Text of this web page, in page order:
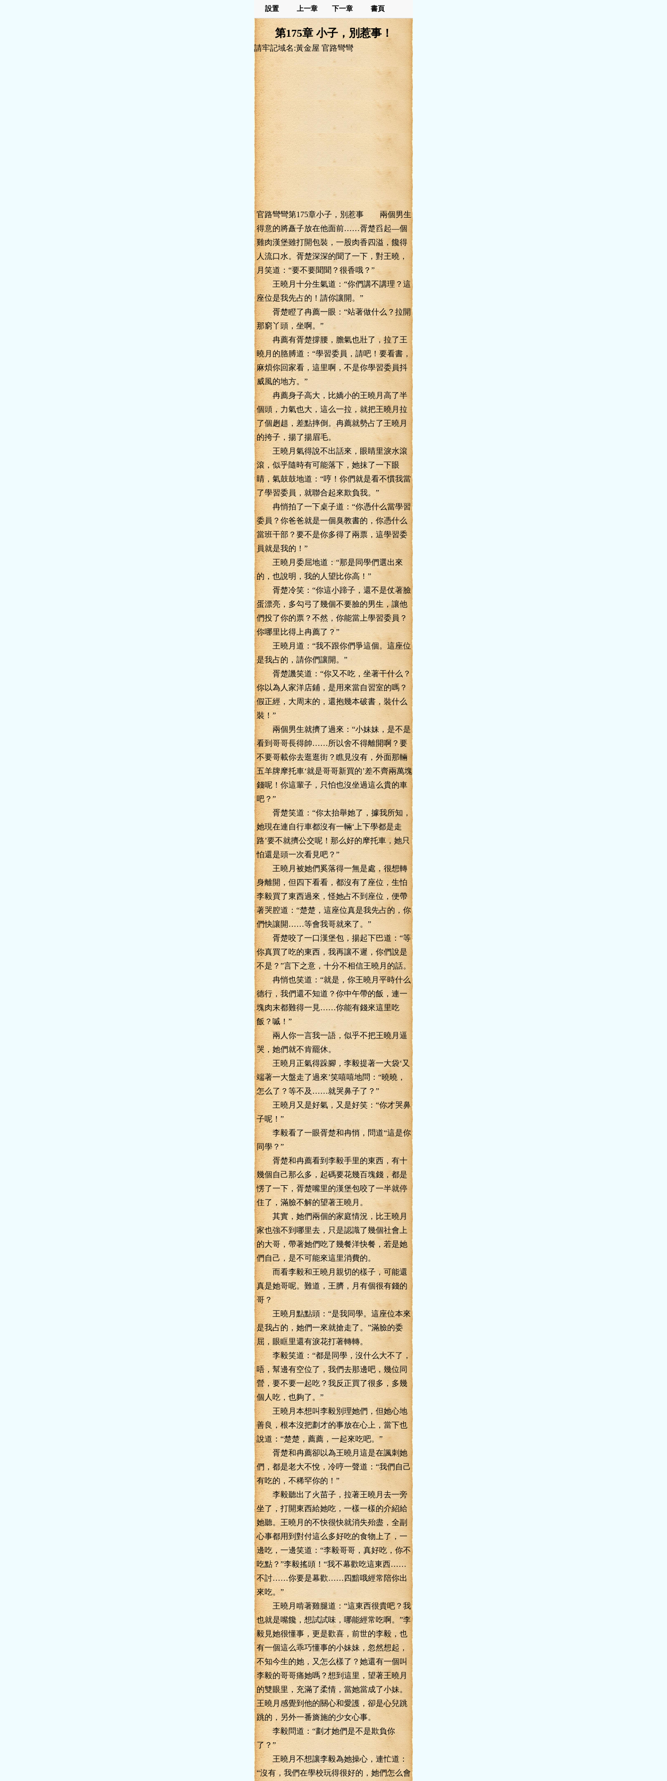
設置 上一章 下一章 書頁
第175章 小子，別惹事！
請牢記域名:黃金屋 官路彎彎
官路彎彎第175章小子，別惹事 兩個男生
得意的將矗子放在他面前……胥楚舀起—個
雞肉漢堡雖打開包裝，一股肉香四溢，饞得
人流口水。胥楚深深的聞了一下，對王曉，
月笑道：“要不要聞聞？很香哦？”
王曉月十分生氣道：“你們講不講理？這
座位是我先占的！請你讓開。”
胥楚瞪了冉薦一眼：“站著做什么？拉開
那窮丫頭，坐啊。”
冉薦有胥楚撐腰，膽氣也壯了，拉了王
曉月的胳膊道：“學習委員，請吧！要看書，
麻煩你回家看，這里啊，不是你學習委員抖
威風的地方。”
冉薦身子高大，比嬌小的王曉月高了半
個頭，力氣也大，這么一拉，就把王曉月拉
了個趔趄，差點摔倒。冉薦就勢占了王曉月
的挎子，揚了揚眉毛。
王曉月氣得說不出話來，眼睛里淚水滾
滾，似乎隨時有可能落下，她抹了一下眼
睛，氣鼓鼓地道：“哼！你們就是看不慣我當
了學習委員，就聯合起來欺負我。”
冉悄拍了一下桌子道：“你憑什么當學習
委員？你爸爸就是一個臭教書的，你憑什么
當班干部？要不是你多得了兩票，這學習委
員就是我的！”
王曉月委屈地道：“那是同學們選出來
的，也說明，我的人望比你高！”
胥楚冷笑：“你這小蹄子，還不是仗著臉
蛋漂亮，多勾弓了幾個不要臉的男生，讓他
們投了你的票？不然，你能當上學習委員？
你哪里比得上冉薦了？”
王曉月道：“我不跟你們爭這個。這座位
是我占的，請你們讓開。”
胥楚譏笑道：“你又不吃，坐著干什么？
你以為人家洋店鋪，是用來當自習室的嗎？
假正經，大周末的，還抱幾本破書，裝什么
裝！”
兩個男生就擠了過來：“小妹妹，是不是
看到哥哥長得帥……所以舍不得離開啊？要
不要哥載你去逛逛街？瞧見沒有，外面那輛
五羊牌摩托車‘就是哥哥新買的’差不齊兩萬塊
錢呢！你這輩子，只怕也沒坐過這么貴的車
吧？”
胥楚笑道：“你太抬舉她了，據我所知，
她現在連自行車都沒有一輛‘上下學都是走
路’要不就擠公交呢！那么好的摩托車，她只
怕還是頭一次看見吧？”
王曉月被她們奚落得一無是處，很想轉
身離開，但四下看看，都沒有了座位，生怕
李毅買了東西過來，怪她占不到座位，便帶
著哭腔道：“楚楚，這座位真是我先占的，你
們快讓開……等會我哥就來了。”
胥楚咬了一口漢堡包，揚起下巴道：“等
你真買了吃的東西，我再讓不遲，你們說是
不是？”言下之意，十分不相信王曉月的話。
冉悄也笑道：“就是，你王曉月平時什么
德行，我們還不知道？你中午帶的飯，連一
塊肉末都難得一見……你能有錢來這里吃
飯？嘁！”
兩人你一言我一語，似乎不把王曉月逼
哭，她們就不肯罷休。
王曉月正氣得跺腳，李毅提著一大袋‘又
端著一大盤走了過來’笑嘻嘻地問：“曉曉，
怎么了？等不及……就哭鼻子了？”
王曉月又是好氣，又是好笑：“你才哭鼻
子呢！”
李毅看了一眼胥楚和冉悄，問道“這是你
同學？”
胥楚和冉薦看到李毅手里的東西，有十
幾個自己那么多，起碼要花幾百塊錢，都是
愣了一下，胥楚嘴里的漢堡包咬了一半就停
住了，滿臉不解的望著王曉月。
其實，她們兩個的家庭情況，比王曉月
家也強不到哪里去，只是認識了幾個社會上
的大哥，帶著她們吃了幾餐洋快餐，若是她
們自己，是不可能來這里消費的。
而看李毅和王曉月親切的樣子，可能還
真是她哥呢。難道，王臍，月有個很有錢的
哥？
王曉月點點頭：“是我同學。這座位本來
是我占的，她們一來就搶走了。”滿臉的委
屈，眼眶里還有淚花打著轉轉。
李毅笑道：“都是同學，沒什么大不了，
唔，幫邊有空位了，我們去那邊吧，幾位同
營，要不要一起吃？我反正買了很多，多幾
個人吃，也夠了。”
王曉月本想叫李毅別理她們，但她心地
善良，根本沒把劃才的事放在心上，當下也
說道：“楚楚，薦薦，一起來吃吧。”
胥楚和冉薦卻以為王曉月這是在諷刺她
們，都是老大不悅，冷哼一聲道：“我們自己
有吃的，不稀罕你的！”
李毅聽出了火苗子，拉著王曉月去一旁
坐了，打開東西給她吃，一樣一樣的介紹給
她聽。王曉月的不快很快就消失殆盡，全副
心事都用到對付這么多好吃的食物上了，一
邊吃，一邊笑道：“李毅哥哥，真好吃，你不
吃點？”李毅搖頭！“我不幕歡吃這東西……
不討……你要是幕歡……四黯哦經常陪你出
來吃。”
王曉月啃著雞腿道：“這東西很貴吧？我
也就是嘴饞，想試試味，哪能經常吃啊。”李
毅見她很懂事，更是歡喜，前世的李毅，也
有一個這么乖巧懂事的小妹妹，忽然想起，
不知今生的她，又怎么樣了？她還有一個叫
李毅的哥哥痛她嗎？想到這里，望著王曉月
的雙眼里，充滿了柔情，當她當成了小妹。
王曉月感覺到他的關心和愛護，卻是心兒跳
跳的，另外一番旖施的少女心事。
李毅問道：“劃才她們是不是欺負你
了？”
王曉月不想讓李毅為她操心，連忙道：
“沒有，我們在學校玩得很好的，她們怎么會